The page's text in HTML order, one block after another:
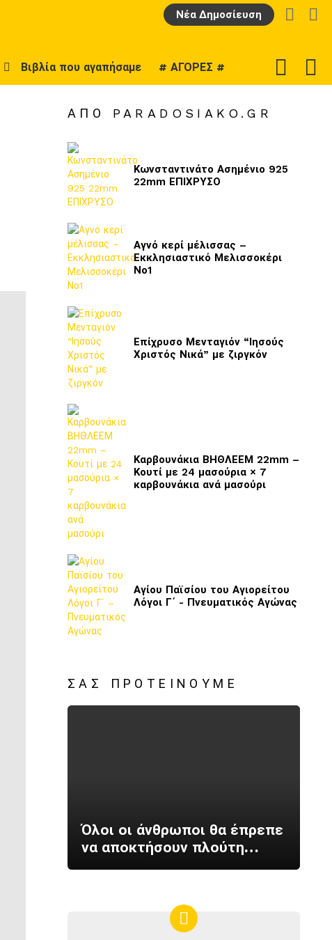
Νέα Δημοσίευση
LOGIN
Βιβλία που αγαπήσαμε # ΑΓΟΡΕΣ #
SKIN
ΑΠΌ PARADOSIAKO.GR
Κωνσταντινάτο Ασημένιο 925
22mm ΕΠΙΧΡΥΣΟ
Αγνό κερί μέλισσας –
Εκκλησιαστικό Μελισσοκέρι
Νο1
Επίχρυσο Μενταγιόν “Ιησούς
Χριστός Νικά” με ζιργκόν
Καρβουνάκια ΒΗΘΛΕΕΜ 22mm –
Κουτί με 24 μασούρια × 7
καρβουνάκια ανά μασούρι
Αγίου Παϊσίου του Αγιορείτου
Λόγοι Γ΄ - Πνευματικός Αγώνας
ΣΑΣ ΠΡΟΤΕΊΝΟΥΜΕ
Όλοι οι άνθρωποι θα έπρεπε
να αποκτήσουν πλούτη…